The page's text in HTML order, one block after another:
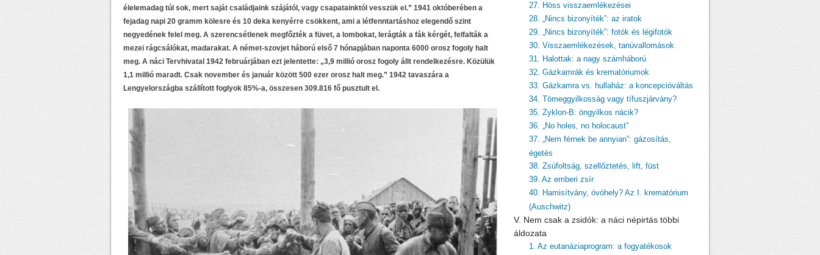
élelemadag túl sok, mert saját családjaink szájától, vagy csapatainktól vesszük el.” 1941 októberében a
fejadag napi 20 gramm kölesre és 10 deka kenyérre csökkent, ami a létfenntartáshoz elegendő szint
negyedének felel meg. A szerencsétlenek megfőzték a füvet, a lombokat, lerágták a fák kérgét, felfalták a
mezei rágcsálókat, madarakat. A német-szovjet háború első 7 hónapjában naponta 6000 orosz fogoly halt
meg. A náci Tervhivatal 1942 februárjában ezt jelentette: „3,9 millió orosz fogoly állt rendelkezésre. Közülük
1,1 millió maradt. Csak november és január között 500 ezer orosz halt meg.” 1942 tavaszára a
Lengyelországba szállított foglyok 85%-a, összesen 309.816 fő pusztult el.
27. Höss visszaemlékezései
28. „Nincs bizonyíték”: az iratok
29. „Nincs bizonyíték”: fotók és légifotók
30. Visszaemlékezések, tanúvallomások
31. Halottak: a nagy számháború
32. Gázkamrák és krematóriumok
33. Gázkamra vs. hullaház: a koncepcióváltás
34. Tömeggyilkosság vagy tífuszjárvány?
35. Zyklon-B: öngyilkos nácik?
36. „No holes, no holocaust”
37. „Nem férnek be annyian”: gázosítás,
égetés
38. Zsúfoltság, szellőztetés, lift, füst
39. Az emberi zsír
40. Hamisítvány, óvóhely? Az I. krematórium
(Auschwitz)
V. Nem csak a zsidók: a náci népirtás többi
áldozata
1. Az eutanáziaprogram: a fogyatékosok